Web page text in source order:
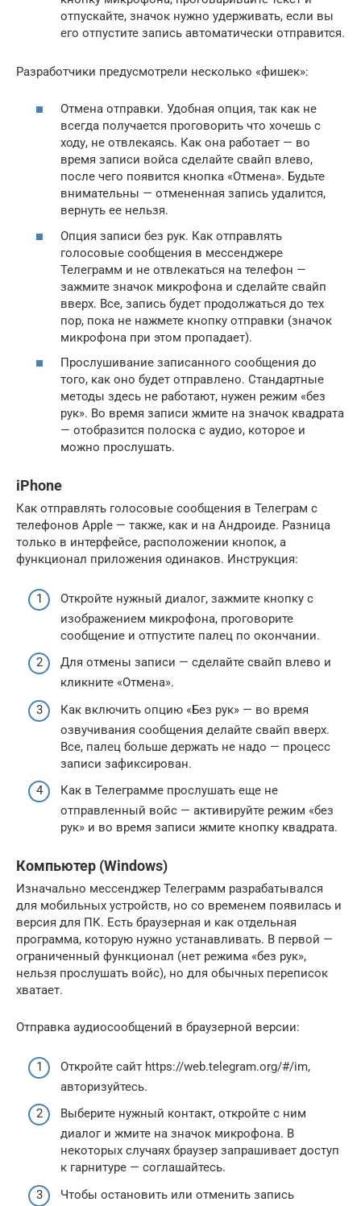
отпускайте, значок нужно удерживать, если вы
его отпустите запись автоматически отправится.
Разработчики предусмотрели несколько «фишек»:
Отмена отправки. Удобная опция, так как не
всегда получается проговорить что хочешь с
ходу, не отвлекаясь. Как она работает — во
время записи войса сделайте свайп влево,
после чего появится кнопка «Отмена». Будьте
внимательны — отмененная запись удалится,
вернуть ее нельзя.
Опция записи без рук. Как отправлять
голосовые сообщения в мессенджере
Телеграмм и не отвлекаться на телефон —
зажмите значок микрофона и сделайте свайп
вверх. Все, запись будет продолжаться до тех
пор, пока не нажмете кнопку отправки (значок
микрофона при этом пропадает).
Прослушивание записанного сообщения до
того, как оно будет отправлено. Стандартные
методы здесь не работают, нужен режим «без
рук». Во время записи жмите на значок квадрата
— отобразится полоска с аудио, которое и
можно прослушать.
iPhone
Как отправлять голосовые сообщения в Телеграм с
телефонов Apple — также, как и на Андроиде. Разница
только в интерфейсе, расположении кнопок, а
функционал приложения одинаков. Инструкция:
Откройте нужный диалог, зажмите кнопку с
изображением микрофона, проговорите
сообщение и отпустите палец по окончании.
Для отмены записи — сделайте свайп влево и
кликните «Отмена».
Как включить опцию «Без рук» — во время
озвучивания сообщения делайте свайп вверх.
Все, палец больше держать не надо — процесс
записи зафиксирован.
Как в Телеграмме прослушать еще не
отправленный войс — активируйте режим «без
рук» и во время записи жмите кнопку квадрата.
Компьютер (Windows)
Изначально мессенджер Телеграмм разрабатывался
для мобильных устройств, но со временем появилась и
версия для ПК. Есть браузерная и как отдельная
программа, которую нужно устанавливать. В первой —
ограниченный функционал (нет режима «без рук»,
нельзя прослушать войс), но для обычных переписок
хватает.
Отправка аудиосообщений в браузерной версии:
Откройте сайт https://web.telegram.org/#/im,
авторизуйтесь.
Выберите нужный контакт, откройте с ним
диалог и жмите на значок микрофона. В
некоторых случаях браузер запрашивает доступ
к гарнитуре — соглашайтесь.
Чтобы остановить или отменить запись